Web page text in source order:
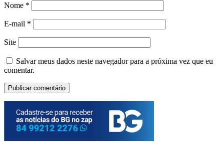
Nome *
E-mail *
Site
Salvar meus dados neste navegador para a próxima vez que eu
comentar.